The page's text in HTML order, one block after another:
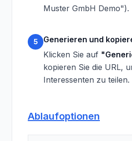
Muster GmbH Demo").
5
Generieren und
Klicken Sie auf
kopieren Sie die URL,
Interessenten zu teilen.
Ablaufoptionen